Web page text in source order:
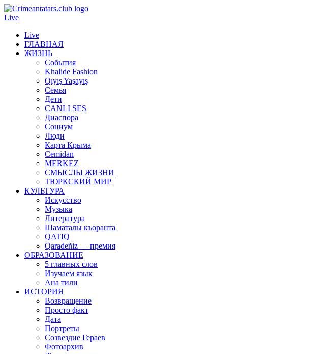
Live
Live
ГЛАВНАЯ
ЖИЗНЬ
События
Khalide Fashion
Qıyış Yaşayış
Семья
Дети
CANLI SES
Диаспора
Социум
Люди
Карта Крыма
Cemidan
МERKEZ
СМЫСЛЫ ЖИЗНИ
ТЮРКСКИЙ МИР
КУЛЬТУРА
Искусство
Музыка
Литература
Шаматалы къоранта
QATIQ
Qaradeñiz — премия
ОБРАЗОВАНИЕ
5 главных слов
Изучаем язык
Ана тили
ИСТОРИЯ
Возвращение
Просто факт
Дата
Портреты
Созвездие Гераев
Фотоархив